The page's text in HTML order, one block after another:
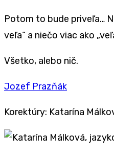
Potom to bude priveľa…
veľa“ a niečo viac ako
Všetko, alebo nič.
Jozef Prazňák
Korektúry: Katarína